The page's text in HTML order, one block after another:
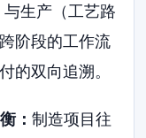
生产（工艺路
阶段的工作流
的双向追溯。
：制造项目往